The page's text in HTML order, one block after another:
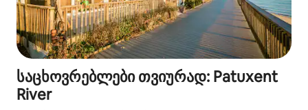
საცხოვრებლები თვიურად: Patuxent
River